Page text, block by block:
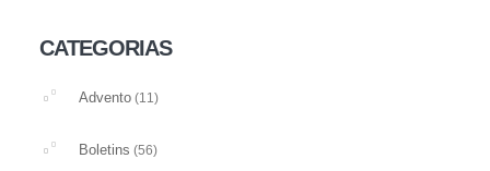
CATEGORIAS
Advento (11)
Boletins (56)